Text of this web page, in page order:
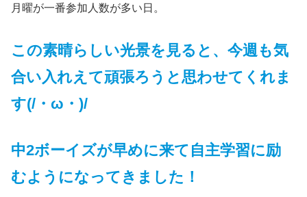
月曜が一番参加人数が多い日。
この素晴らしい光景を見ると、今週も気
合い入れえて頑張ろうと思わせてくれま
す(/・ω・)/
中2ボーイズが早めに来て自主学習に励
むようになってきました！